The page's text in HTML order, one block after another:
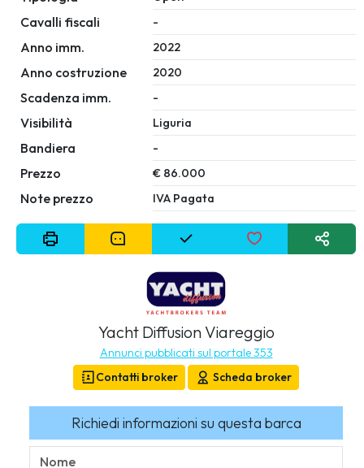
Cavalli fiscali -
Anno imm. 2022
Anno costruzione 2020
Scadenza imm. -
Visibilità Liguria
Bandiera -
Prezzo € 86.000
Note prezzo IVA Pagata
Yacht Diffusion Viareggio
Annunci pubblicati sul portale 353
Contatti broker
Scheda broker
Richiedi informazioni su questa barca